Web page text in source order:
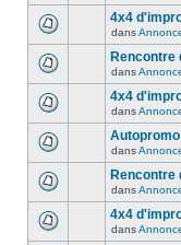
4x4
dans
Rencontre
dans
4x4
dans
dans
Rencontre
dans
4x4
dans